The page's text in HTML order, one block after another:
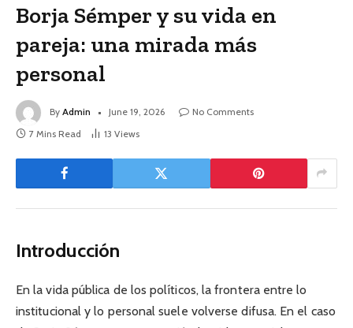
Borja Sémper y su vida en
pareja: una mirada más
personal
By Admin June 19, 2026
No Comments
7 Mins Read
13 Views
Introducción
En la vida pública de los políticos, la frontera entre lo
institucional y lo personal suele volverse difusa. En el caso